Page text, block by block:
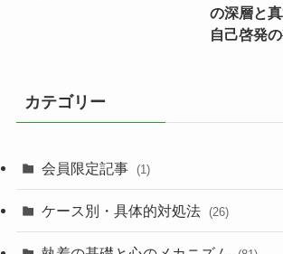
の深層と
自己啓発
カテゴリー
会員限定記事 (1)
ケース別・具体的対処法 (26)